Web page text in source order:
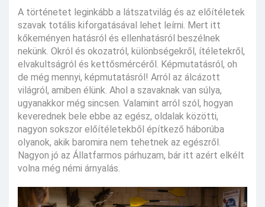
A történetet leginkább a látszatvilág és az előítéletek
szavak totális kiforgatásával lehet leírni. Mert itt
kőkeményen hatásról és ellenhatásról beszélnek
nekünk. Okról és okozatról, különbségekről, ítéletekről,
elvakultságról és kettősmércéről. Képmutatásról, oh
de még mennyi, képmutatásról! Arról az álcázott
világról, amiben élünk. Ahol a szavaknak van súlya,
ugyanakkor még sincsen. Valamint arról szól, hogyan
keverednek bele ebbe az egész, oldalak közötti,
nagyon sokszor előítéletekből építkező háborúba
olyanok, akik baromira nem tehetnek az egészről.
Nagyon jó az Állatfarmos párhuzam, bár itt azért elkélt
volna még némi árnyalás.